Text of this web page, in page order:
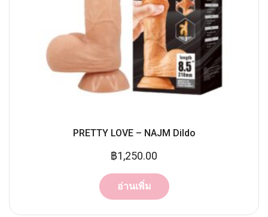
PRETTY LOVE – NAJM Dildo
฿1,250.00
อ่านเพิ่ม